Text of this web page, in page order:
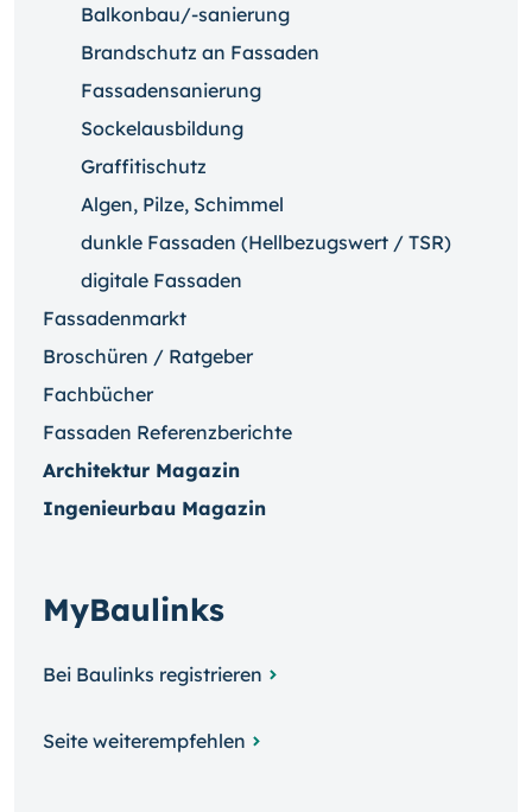
Balkonbau/-sanierung
Brandschutz an Fassaden
Fassadensanierung
Sockelausbildung
Graffitischutz
Algen, Pilze, Schimmel
dunkle Fassaden (Hellbezugswert / TSR)
digitale Fassaden
Fassadenmarkt
Broschüren / Ratgeber
Fachbücher
Fassaden Referenzberichte
Architektur Magazin
Ingenieurbau Magazin
MyBaulinks
Bei Baulinks registrieren
Seite weiterempfehlen